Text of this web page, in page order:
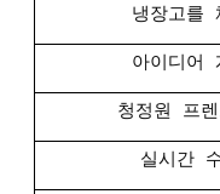
냉장고를
아이디어
청정원 프
실시간